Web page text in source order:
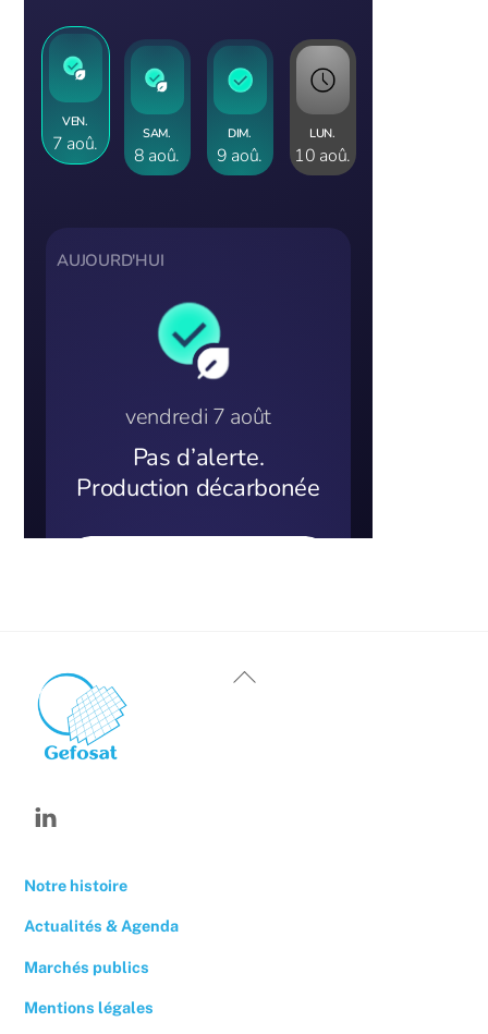
Back
Notre histoire
Actualités & Agenda
Marchés publics
Mentions légales